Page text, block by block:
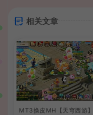
相关文章
MT3换皮MH【天穹西游